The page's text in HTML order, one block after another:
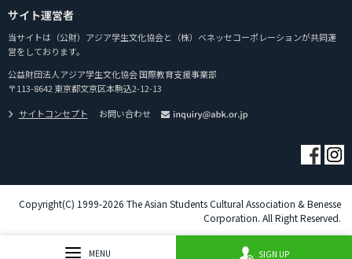
サイト運営者
当サイトは（公財）アジア学生文化協会と（株）ベネッセコーポレーションが共同運
営をしております。
公益財団法人アジア学生文化協会 国際教育支援事業部
〒113-8642 東京都文京区本駒込2-12-13
サイトコンセプト
お問い合わせ
Copyright(C) 1999-2026 The Asian Students Cultural Association & Benesse
Corporation. All Right Reserved.
MENU SIGN UP